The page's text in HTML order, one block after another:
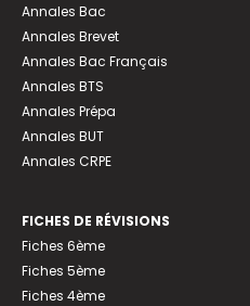
Annales Bac
Annales Brevet
Annales Bac Français
Annales BTS
Annales Prépa
Annales BUT
Annales CRPE
FICHES DE RÉVISIONS
Fiches 6ème
Fiches 5ème
Fiches 4ème